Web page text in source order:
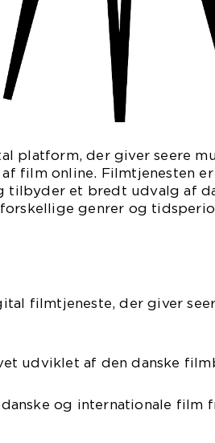
platform, der giver seere
film online. Filmtjenesten
tilbyder et bredt udvalg af
genrer og
filmtjeneste, der giver
udviklet af den danske
og internationale film